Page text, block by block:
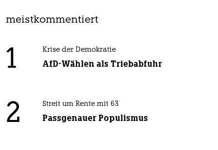
meistkommentiert
1 Krise der Demokratie
AfD-Wählen als Triebabfuhr
2 Streit um Rente mit 63
Passgenauer Populismus